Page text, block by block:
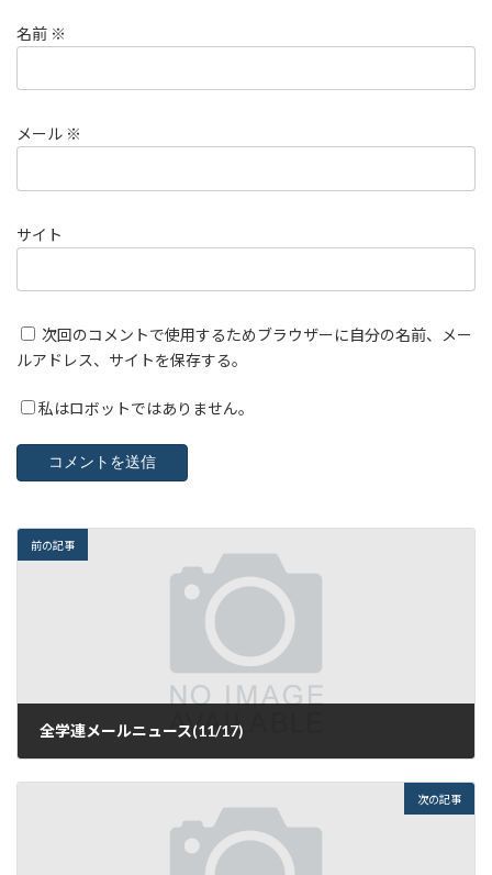
名前 ※
メール ※
サイト
次回のコメントで使用するためブラウザーに自分の名前、メー
ルアドレス、サイトを保存する。
私はロボットではありません。
前の記事
全学連メールニュース(11/17)
次の記事